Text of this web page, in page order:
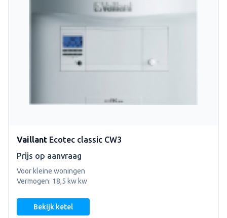
Vaillant Ecotec classic CW3
Prijs op aanvraag
Voor kleine woningen
Vermogen: 18,5 kw kw
Bekijk ketel